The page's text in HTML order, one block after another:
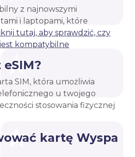
z najnowszymi
i laptopami, które
tutaj, aby sprawdzić, czy
kompatybilne
SIM, która umożliwia
u twojego
stosowania fizycznej
kartę Wyspa